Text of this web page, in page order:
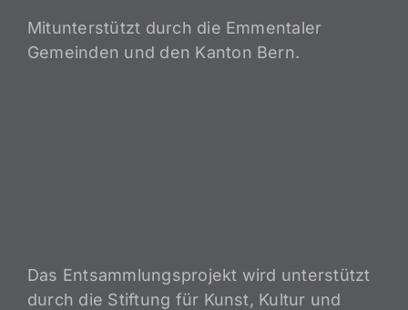
Mitunterstützt durch die Emmentaler
Gemeinden und den Kanton Bern.
Das Entsammlungsprojekt wird unterstützt
durch die Stiftung für Kunst, Kultur und